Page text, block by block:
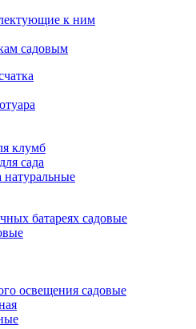
к ним
садовым
клумб
сада
батареях садовые
освещения садовые